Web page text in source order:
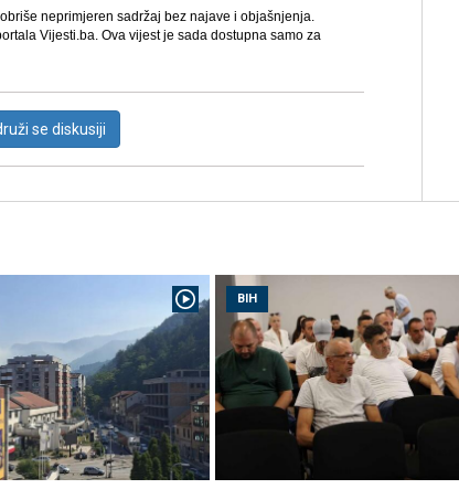
neprimjeren sadržaj bez najave i objašnjenja.
Vijesti.ba. Ova vijest je sada dostupna samo za
se diskusiji
BIH